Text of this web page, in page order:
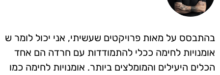
בהתבסס על מאות פרויקטים שעשיתי, אני יכול לומר ש
אומנויות לחימה ככלי להתמודדות עם חרדה הם אחד
הכלים היעילים והמומלצים ביותר. אומנויות לחימה כמו